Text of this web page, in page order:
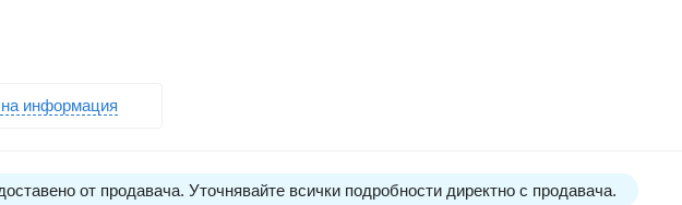
информация
от продавача. Уточнявайте всички подробности директно с продавача.